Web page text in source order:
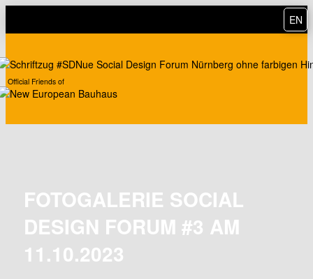
EN
Official Friends of
FOTOGALERIE SOCIAL
DESIGN FORUM #3 AM
11.10.2023